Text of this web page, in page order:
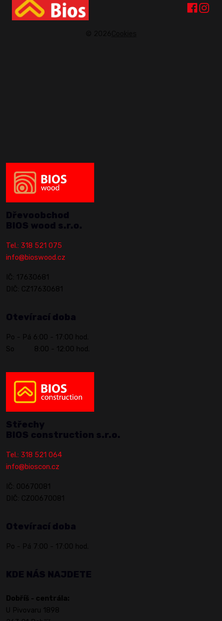
Dřevoobchod
BIOS wood s.r.o.
Tel.: 318 521 075
info@bioswood.cz
IČ: 17630681
DIČ: CZ17630681
Otevírací doba
Po - Pá 6:00 - 17:00 hod.
So 8:00 - 12:00 hod.
Střechy
BIOS construction s.r.o.
Tel.: 318 521 064
info@bioscon.cz
IČ: 00670081
DIČ: CZ00670081
Otevírací doba
Po - Pá 7:00 - 17:00 hod.
KDE NÁS NAJDETE
Dobříš - centrála:
U Pivovaru 1898